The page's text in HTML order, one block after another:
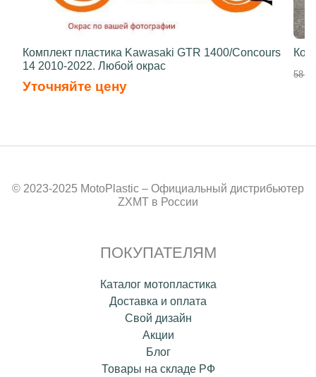
Комплект пластика Kawasaki GTR 1400/Concours
14 2010-2022. Любой окрас
Уточняйте цену
58
© 2023-2025 MotoPlastic – Официальный дистрибьютер
ZXMT в России
ПОКУПАТЕЛЯМ
Каталог мотопластика
Доставка и оплата
Свой дизайн
Акции
Блог
Товары на складе РФ